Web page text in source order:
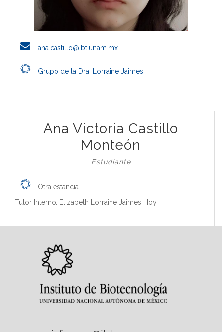
ana.castillo@ibt.unam.mx
Grupo de la Dra. Lorraine Jaimes
Ana Victoria Castillo
Monteón
Estudiante
Otra estancia
Tutor Interno: Elizabeth Lorraine Jaimes Hoy